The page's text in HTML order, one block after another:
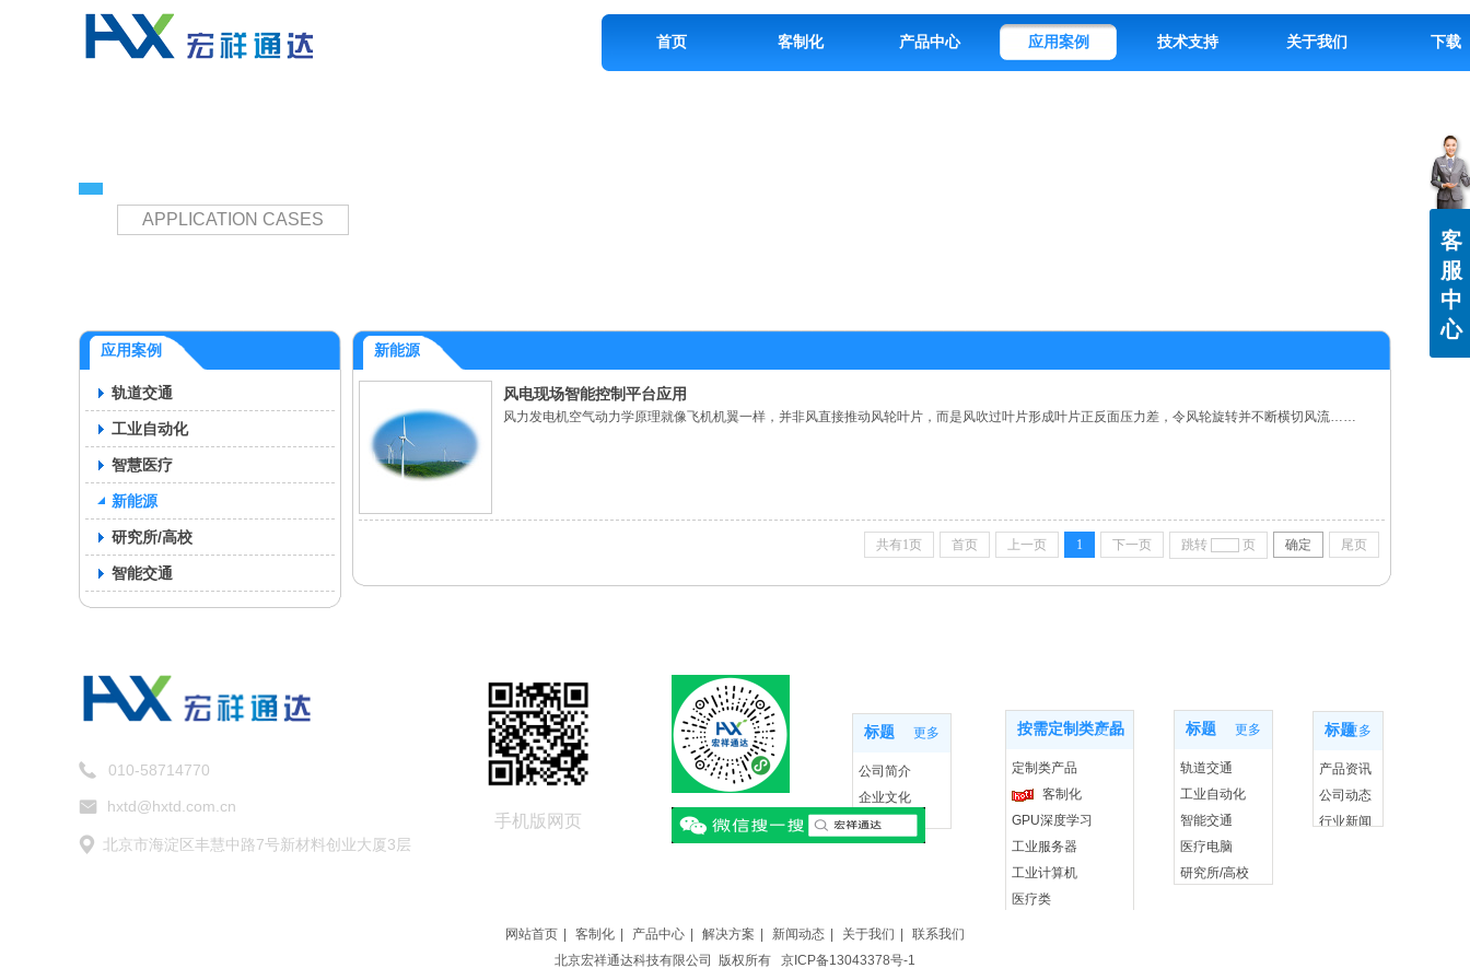
首页 客制化 产品中心 应用案例 技术支持 关于我们 下载
APPLICATION CASES
应用案例
轨道交通
工业自动化
智慧医疗
新能源
研究所/高校
智能交通
新能源
风电现场智能控制平台应用
风力发电机空气动力学原理就像飞机机翼一样，并非风直接推动风轮叶片，而是风吹过叶片形成叶片正反面压力差，令风轮旋转并不断横切风流……
共有1页 首页 上一页 1 下一页 跳转 页 确定 尾页
标题 更多
公司简介
企业文化
联系我们
标题更多
产品资讯
公司动态
行业新闻
按需定制类产品
更多
定制类产品
客制化
GPU深度学习
工业服务器
工业计算机
医疗类
标题 更多
轨道交通
工业自动化
智能交通
医疗电脑
研究所/高校
010-58714770
hxtd@hxtd.com.cn
北京市海淀区丰慧中路7号新材料创业大厦3层
手机版网页
网站首页 客制化 产品中心 解决方案 新闻动态 关于我们
联系我们
北京宏祥通达科技有限公司 版权所有 京ICP备13043378号-1
客
服
中
心